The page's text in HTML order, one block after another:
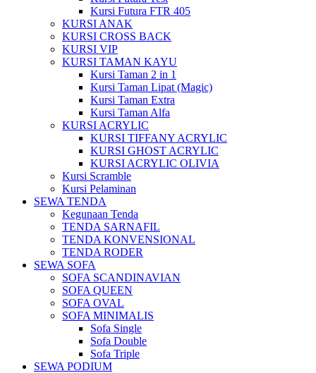
Kursi Futura FTR 405
KURSI ANAK
KURSI CROSS BACK
KURSI VIP
KURSI TAMAN KAYU
Kursi Taman 2 in 1
Kursi Taman Lipat (Magic)
Kursi Taman Extra
Kursi Taman Alfa
KURSI ACRYLIC
KURSI TIFFANY ACRYLIC
KURSI GHOST ACRYLIC
KURSI ACRYLIC OLIVIA
Kursi Scramble
Kursi Pelaminan
SEWA TENDA
Kegunaan Tenda
TENDA SARNAFIL
TENDA KONVENSIONAL
TENDA RODER
SEWA SOFA
SOFA SCANDINAVIAN
SOFA QUEEN
SOFA OVAL
SOFA MINIMALIS
Sofa Single
Sofa Double
Sofa Triple
SEWA PODIUM